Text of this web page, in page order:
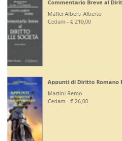
Diritto Bancario e
Bontempi Paolo
Giuffrè - € 55,00
Diritto Costituzionale
Mezzetti Luca
Giuffrè - € 46,00